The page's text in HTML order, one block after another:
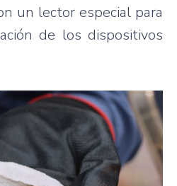
un lector especial para
de los dispositivos